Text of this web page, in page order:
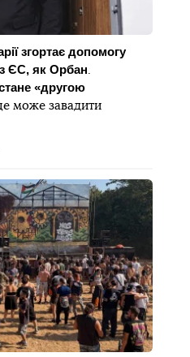
згортає допомогу
з ЄС, як Орбан
«другою
може завадити